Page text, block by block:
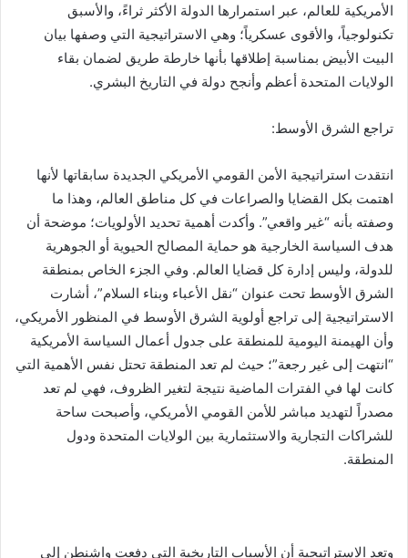
الأمريكية للعالم، عبر استمرارها الدولة الأكثر ثراءً، والأسبق
تكنولوجياً، والأقوى عسكرياً؛ وهي الاستراتيجية التي وصفها بيان
البيت الأبيض بمناسبة إطلاقها بأنها خارطة طريق لضمان بقاء
الولايات المتحدة أعظم وأنجح دولة في التاريخ البشري.
تراجع الشرق الأوسط:
انتقدت استراتيجية الأمن القومي الأمريكي الجديدة سابقاتها لأنها
اهتمت بكل القضايا والصراعات في كل مناطق العالم، وهذا ما
وصفته بأنه “غير واقعي”. وأكدت أهمية تحديد الأولويات؛ موضحة أن
هدف السياسة الخارجية هو حماية المصالح الحيوية أو الجوهرية
للدولة، وليس إدارة كل قضايا العالم. وفي الجزء الخاص بمنطقة
الشرق الأوسط تحت عنوان “نقل الأعباء وبناء السلام”، أشارت
الاستراتيجية إلى تراجع أولوية الشرق الأوسط في المنظور الأمريكي،
وأن الهيمنة اليومية للمنطقة على جدول أعمال السياسة الأمريكية
“انتهت إلى غير رجعة”؛ حيث لم تعد المنطقة تحتل نفس الأهمية التي
كانت لها في الفترات الماضية نتيجة لتغير الظروف، فهي لم تعد
مصدراً لتهديد مباشر للأمن القومي الأمريكي، وأصبحت ساحة
للشراكات التجارية والاستثمارية بين الولايات المتحدة ودول
المنطقة.
وتعد الاستراتيجية أن الأسباب التاريخية التي دفعت واشنطن إلى